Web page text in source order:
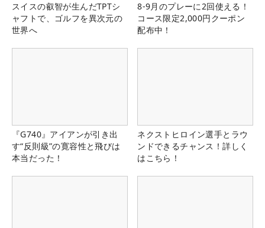
スイスの叡智が生んだTPTシ
ャフトで、ゴルフを異次元の
世界へ
8-9月のプレーに2回使える！
コース限定2,000円クーポン
配布中！
『G740』アイアンが引き出
す“反則級”の寛容性と飛びは
本当だった！
ネクストヒロイン選手とラウ
ンドできるチャンス！詳しく
はこちら！